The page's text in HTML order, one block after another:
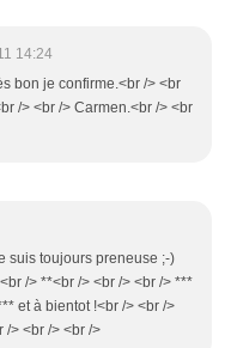
14:24
bon je confirme.<br /> <br
/> <br /> Carmen.<br /> <br
suis toujours preneuse ;-)
/> **<br /> <br /> <br /> ***
et à bientot !<br /> <br />
<br /> <br />